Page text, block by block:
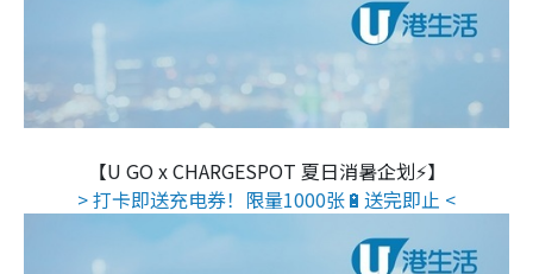
【U GO x CHARGESPOT 夏日消暑企划⚡】
> 打卡即送充电券！限量1000张🔋送完即止 <